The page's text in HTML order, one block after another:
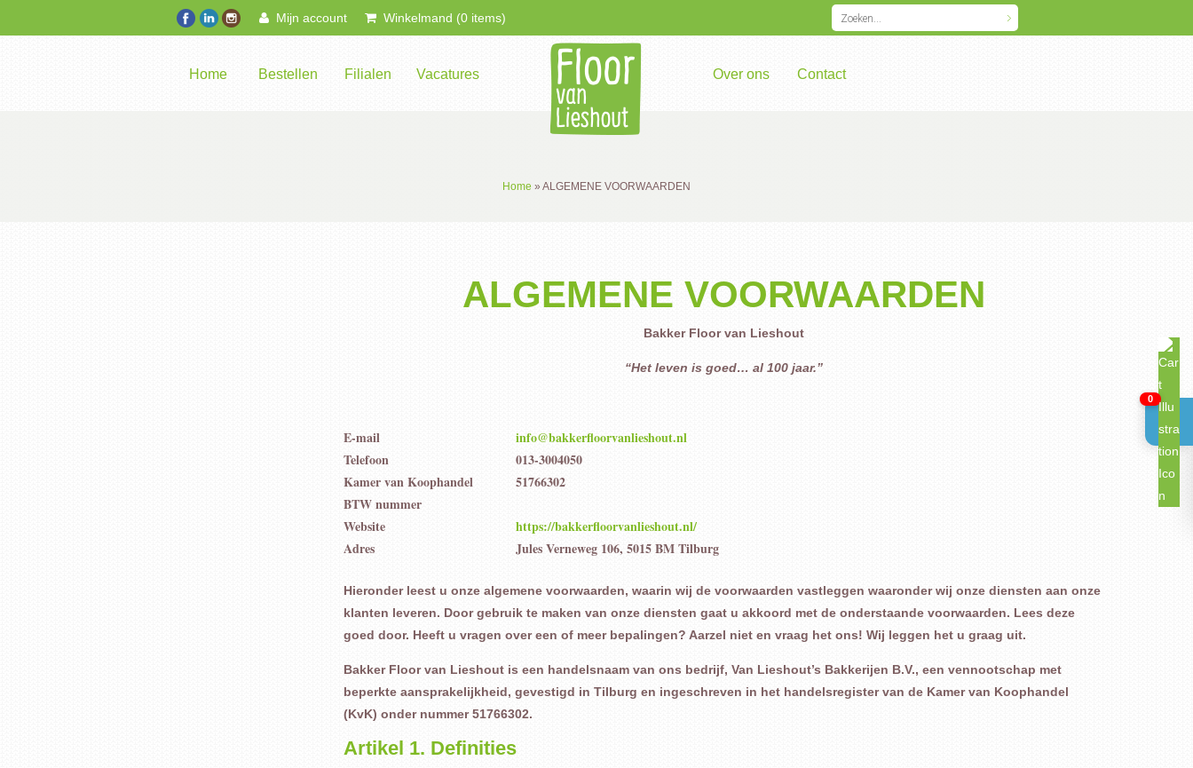
Mijn account Winkelmand (0 items)
Home Bestellen Filialen Vacatures Over ons Contact
Home » ALGEMENE VOORWAARDEN
ALGEMENE VOORWAARDEN
Bakker Floor van Lieshout
“Het leven is goed… al 100 jaar.”
E-mail
info@bakkerfloorvanlieshout.nl
Telefoon
013-3004050
Kamer van Koophandel
51766302
BTW nummer
Website
https://bakkerfloorvanlieshout.nl/
Adres
Jules Verneweg 106, 5015 BM Tilburg
Hieronder leest u onze algemene voorwaarden, waarin wij de voorwaarden vastleggen waaronder wij onze diensten aan onze
klanten leveren. Door gebruik te maken van onze diensten gaat u akkoord met de onderstaande voorwaarden. Lees deze
goed door. Heeft u vragen over een of meer bepalingen? Aarzel niet en vraag het ons! Wij leggen het u graag uit.
Bakker Floor van Lieshout is een handelsnaam van ons bedrijf, Van Lieshout’s Bakkerijen B.V., een vennootschap met
beperkte aansprakelijkheid, gevestigd in Tilburg en ingeschreven in het handelsregister van de Kamer van Koophandel
(KvK) onder nummer 51766302.
Artikel 1. Definities
0